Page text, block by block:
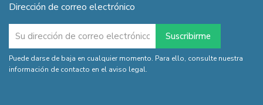
Dirección de correo electrónico
Puede darse de baja en cualquier momento. Para ello, consulte nuestra
información de contacto en el aviso legal.